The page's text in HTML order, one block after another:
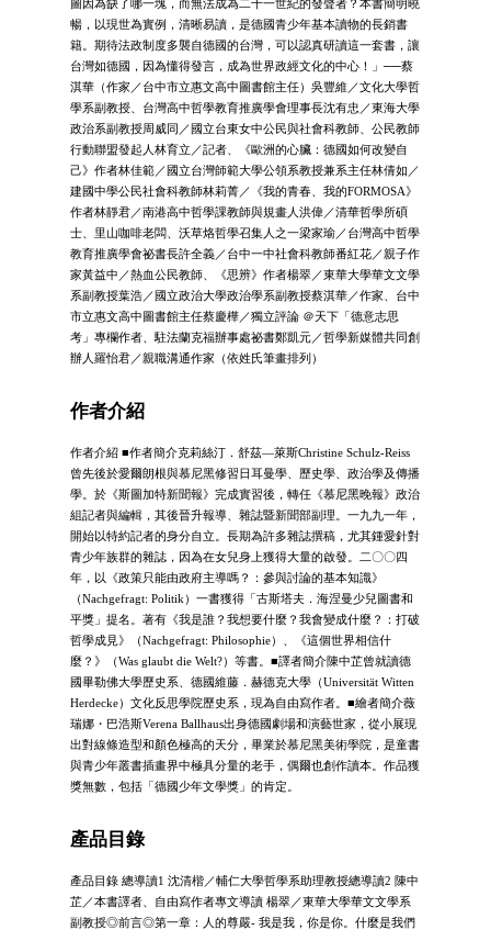
圖因為缺了哪一塊，而無法成為二十一世紀的發聲者？本書簡明曉
暢，以現世為實例，清晰易讀，是德國青少年基本讀物的長銷書
籍。期待法政制度多襲自德國的台灣，可以認真研讀這一套書，讓
台灣如德國，因為懂得發言，成為世界政經文化的中心！」──蔡
淇華（作家／台中市立惠文高中圖書館主任）吳豐維／文化大學哲
學系副教授、台灣高中哲學教育推廣學會理事長沈有忠／東海大學
政治系副教授周威同／國立台東女中公民與社會科教師、公民教師
行動聯盟發起人林育立／記者、《歐洲的心臟：德國如何改變自
己》作者林佳範／國立台灣師範大學公領系教授兼系主任林倩如／
建國中學公民社會科教師林莉菁／《我的青春、我的FORMOSA》
作者林靜君／南港高中哲學課教師與規畫人洪偉／清華哲學所碩
士、里山咖啡老闆、沃草烙哲學召集人之一梁家瑜／台灣高中哲學
教育推廣學會祕書長許全義／台中一中社會科教師番紅花／親子作
家黃益中／熱血公民教師、《思辨》作者楊翠／東華大學華文文學
系副教授葉浩／國立政治大學政治學系副教授蔡淇華／作家、台中
市立惠文高中圖書館主任蔡慶樺／獨立評論 ＠天下「德意志思
考」專欄作者、駐法蘭克福辦事處祕書鄭凱元／哲學新媒體共同創
辦人羅怡君／親職溝通作家（依姓氏筆畫排列）
作者介紹
作者介紹 ■作者簡介克莉絲汀．舒茲—萊斯Christine Schulz-Reiss
曾先後於愛爾朗根與慕尼黑修習日耳曼學、歷史學、政治學及傳播
學。於《斯圖加特新聞報》完成實習後，轉任《慕尼黑晚報》政治
組記者與編輯，其後晉升報導、雜誌暨新聞部副理。一九九一年，
開始以特約記者的身分自立。長期為許多雜誌撰稿，尤其鍾愛針對
青少年族群的雜誌，因為在女兒身上獲得大量的啟發。二〇〇四
年，以《政策只能由政府主導嗎？：參與討論的基本知識》
（Nachgefragt: Politik）一書獲得「古斯塔夫．海涅曼少兒圖書和
平獎」提名。著有《我是誰？我想要什麼？我會變成什麼？：打破
哲學成見》（Nachgefragt: Philosophie）、《這個世界相信什
麼？》（Was glaubt die Welt?）等書。■譯者簡介陳中芷曾就讀德
國畢勒佛大學歷史系、德國維藤．赫德克大學（Universität Witten
Herdecke）文化反思學院歷史系，現為自由寫作者。■繪者簡介薇
瑞娜・巴浩斯Verena Ballhaus出身德國劇場和演藝世家，從小展現
出對線條造型和顏色極高的天分，畢業於慕尼黑美術學院，是童書
與青少年叢書插畫界中極具分量的老手，偶爾也創作讀本。作品獲
獎無數，包括「德國少年文學獎」的肯定。
產品目錄
產品目錄 總導讀1 沈清楷／輔仁大學哲學系助理教授總導讀2 陳中
芷／本書譯者、自由寫作者專文導讀 楊翠／東華大學華文文學系
副教授◎前言◎第一章：人的尊嚴- 我是我，你是你。什麼是我們